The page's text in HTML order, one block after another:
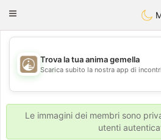
Toggle
💖
Trova la tua anima gemella
Scarica subito la nostra app di
Le immagini dei membri sono
utenti